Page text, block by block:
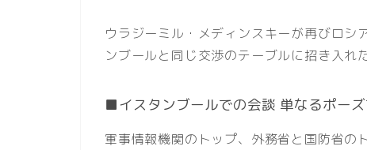
ウラジーミル・メディンスキーが再びロ
ンブールと同じ交渉のテーブルに招き入れ
■イスタンブールでの会談 単なるポー
軍事情報機関のトップ、外務省と国防省の